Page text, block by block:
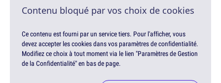
Contenu bloqué par vos choix de cookies
Ce contenu est fourni par un service tiers. Pour l'afficher, vous
devez accepter les cookies dans vos paramètres de confidentialité.
Modifiez ce choix à tout moment via le lien "Paramètres de Gestion
de la Confidentialité" en bas de page.